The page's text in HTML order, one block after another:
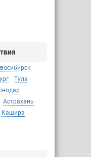
Тула
Астрахань
Кашира